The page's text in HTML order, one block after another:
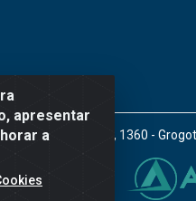
apresentar
a
Gomes de Araújo, 1360 -